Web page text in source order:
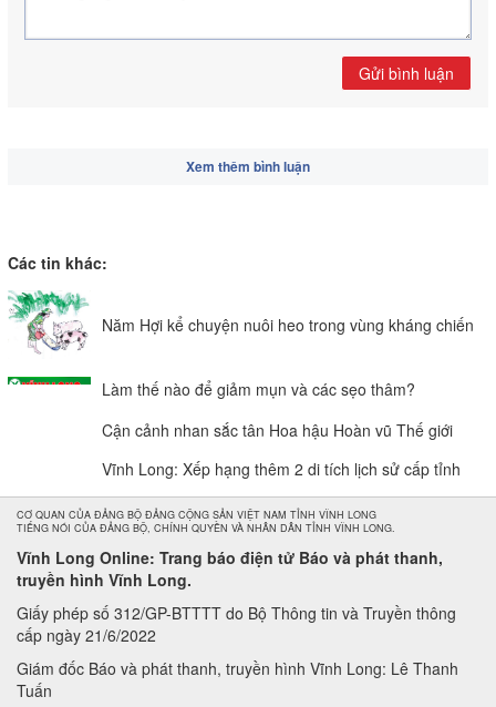
Gửi bình luận
Xem thêm bình luận
Các tin khác:
Năm Hợi kể chuyện nuôi heo trong vùng kháng chiến
Làm thế nào để giảm mụn và các sẹo thâm?
Cận cảnh nhan sắc tân Hoa hậu Hoàn vũ Thế giới
Vĩnh Long: Xếp hạng thêm 2 di tích lịch sử cấp tỉnh
CƠ QUAN CỦA ĐẢNG BỘ ĐẢNG CỘNG SẢN VIỆT NAM TỈNH VĨNH LONG
TIẾNG NÓI CỦA ĐẢNG BỘ, CHÍNH QUYỀN VÀ NHÂN DÂN TỈNH VĨNH LONG.
Vĩnh Long Online: Trang báo điện tử Báo và phát thanh,
truyền hình Vĩnh Long.
Giấy phép số 312/GP-BTTTT do Bộ Thông tin và Truyền thông
cấp ngày 21/6/2022
Giám đốc Báo và phát thanh, truyền hình Vĩnh Long: Lê Thanh
Tuấn